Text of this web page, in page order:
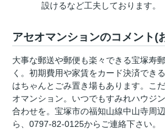
設けるなど工夫しております。
アセオマンションのコメント(
大事な郵送や郵便も楽々できる宝塚寿
く。初期費用や家賃をカード決済でき
はちゃんとごみ置き場もあります。こ
オマンション。いつでもすみれハウジ
合わせを。宝塚市の福知山線中山寺周
ら、0797-82-0125からご連絡下さい。